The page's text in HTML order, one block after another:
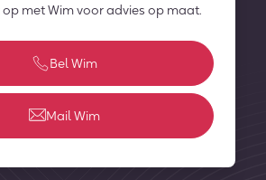
met Wim voor advies op maat.
Bel Wim
Mail Wim